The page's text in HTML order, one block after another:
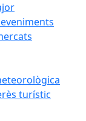
turístic